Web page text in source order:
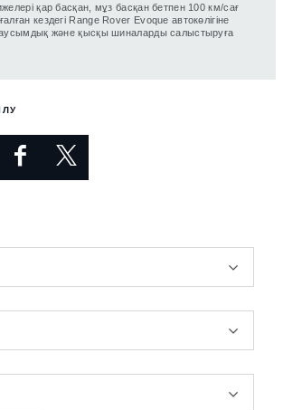
қар басқан, мұз басқан бетпен 100 км/сағ
кездегі Range Rover Evoque автокөлігіне
және қысқы шиналарды салыстыруға